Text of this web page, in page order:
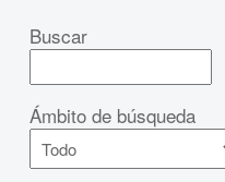
Buscar
Ámbito de búsqueda